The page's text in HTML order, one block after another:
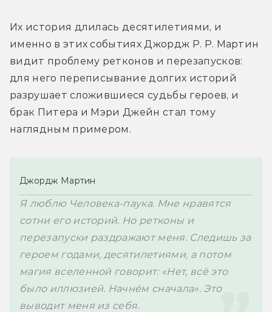
Их история длилась десятилетиями, и
именно в этих событиях Джордж Р. Р. Мартин
видит проблему ретконов и перезапусков:
для него переписывание долгих историй
разрушает сложившиеся судьбы героев, и
брак Питера и Мэри Джейн стал тому
наглядным примером.
Джордж Мартин
Я люблю Человека-паука. Мне нравятся
сотни его историй. Но ретконы и
перезапуски раздражают меня. Следишь за
героем годами, десятилетиями, а потом
магия вселенной говорит: «Нет, всё это
было иллюзией. Начнём сначала». Это
выводит меня из себя.